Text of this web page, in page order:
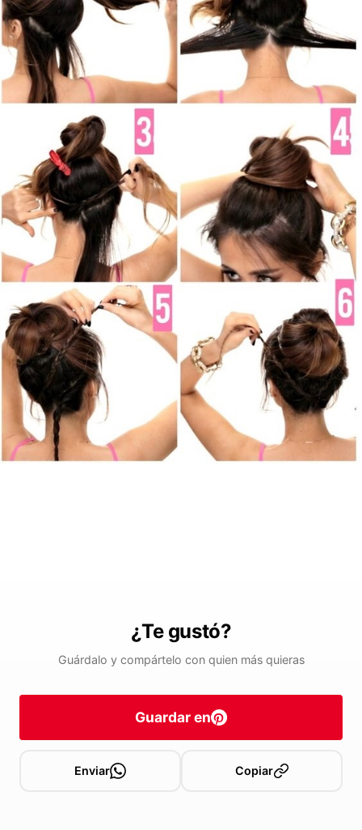
¿Te gustó?
Guárdalo y compártelo con quien más quieras
Guardar en
Enviar Copiar